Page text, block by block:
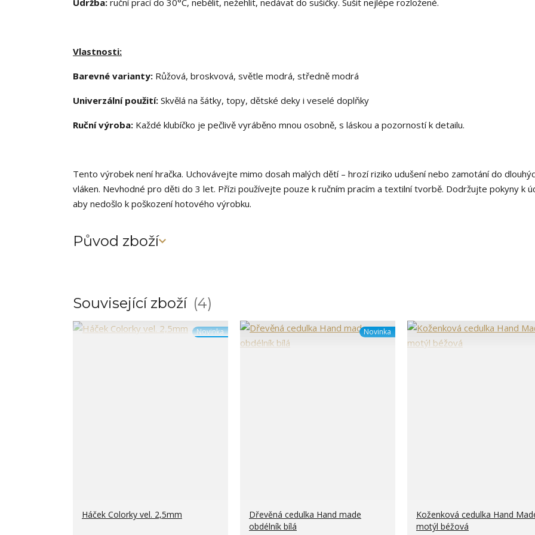
Údržba: ruční prací do 30°C, nebělit, nežehlit, nedávat do sušičky. Sušit nejlépe rozložené.
Vlastnosti:
Barevné varianty: Růžová, broskvová, světle modrá, středně modrá
Univerzální použití: Skvělá na šátky, topy, dětské deky i veselé doplňky
Ruční výroba: Každé klubíčko je pečlivě vyráběno mnou osobně, s láskou a pozorností k detailu.
Tento výrobek není hračka. Uchovávejte mimo dosah malých dětí – hrozí riziko udušení nebo zamotání do
vláken. Nevhodné pro děti do 3 let. Přízi používejte pouze k ručním pracím a textilní tvorbě. Dodržujte pokyny k
aby nedošlo k poškození hotového výrobku.
Původ zboží
Související zboží 4
Novinka
Háček Colorky vel. 2,5mm
Novinka
Dřevěná cedulka Hand made
obdélník bílá
Koženková cedulka Hand
motýl béžová